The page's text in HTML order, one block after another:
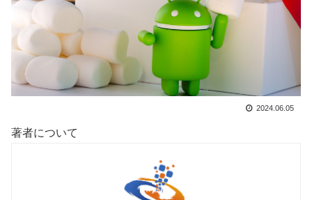
2024.06.05
著者について